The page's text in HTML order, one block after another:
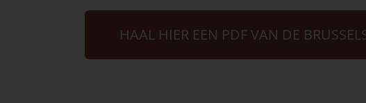
HAAL HIER EEN PDF VAN DE